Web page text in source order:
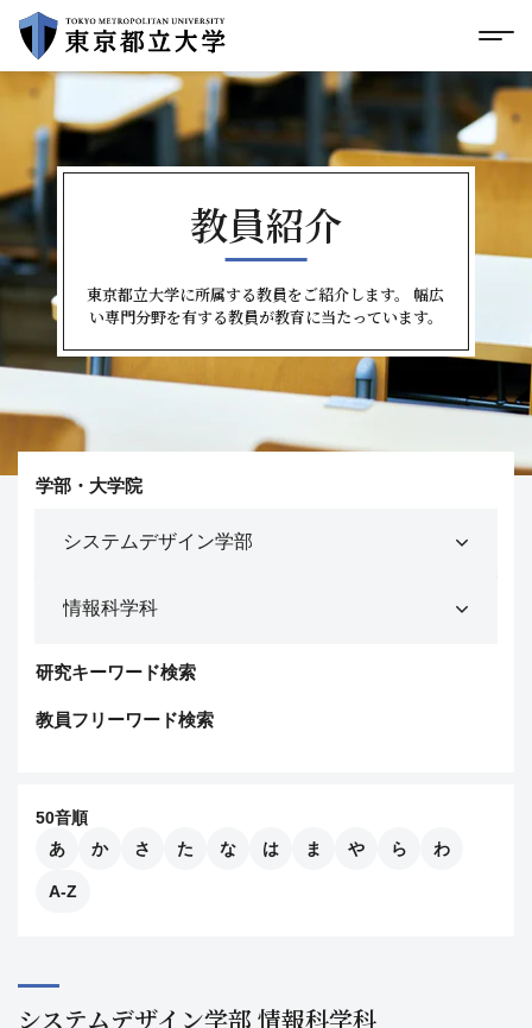
イ
ツ
ス
キ
グローバルメニューにスキップ メ
教員紹介
東京都立大学に所属する教員をご紹介します。 幅広
い専門分野を有する教員が教育に当たっています。
学部・大学院
研究キーワード検索
教員フリーワード検索
50音順
あ
か さ た な は ま や ら わ
A-Z
システムデザイン学部 情報科学科